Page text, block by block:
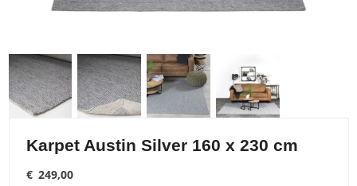
Karpet Austin Silver 160 x 230 cm
€ 249,00